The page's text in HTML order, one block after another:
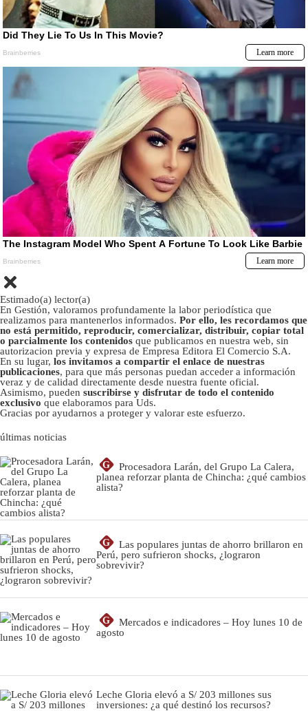
Estimado(a) lector(a)
En Gestión, valoramos profundamente la labor periodística que
realizamos para mantenerlos informados. Por ello, les recordamos que
no está permitido, reproducir, comercializar, distribuir, copiar total
o parcialmente los contenidos que publicamos en nuestra web, sin
autorizacion previa y expresa de Empresa Editora El Comercio S.A.
En su lugar, los invitamos a compartir el enlace de nuestras
publicaciones, para que más personas puedan acceder a información
veraz y de calidad directamente desde nuestra fuente oficial.
Asimismo, pueden suscribirse y disfrutar de todo el contenido
exclusivo que elaboramos para Uds.
Gracias por ayudarnos a proteger y valorar este esfuerzo.
últimas noticias
G
Procesadora Larán, del Grupo La Calera,
planea reforzar planta de Chincha: ¿qué cambios
alista?
G
Las populares juntas de ahorro brillaron en
Perú, pero sufrieron shocks, ¿lograron
sobrevivir?
G
Mercados e indicadores – Hoy lunes 10 de
agosto
Leche Gloria elevó a S/ 203 millones sus
inversiones: ¿a qué destinó los recursos?